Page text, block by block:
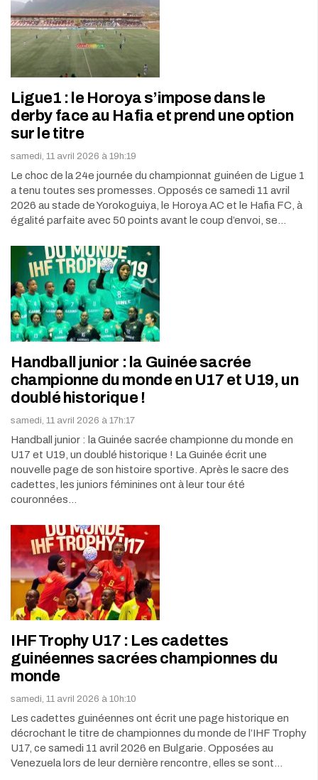
Ligue1 : le Horoya s’impose dans le
derby face au Hafia et prend une option
sur le titre
samedi, 11 avril 2026 à 19h:19
Le choc de la 24e journée du championnat guinéen de Ligue 1
a tenu toutes ses promesses. Opposés ce samedi 11 avril
2026 au stade de Yorokoguiya, le Horoya AC et le Hafia FC, à
égalité parfaite avec 50 points avant le coup d’envoi, se…
Handball junior : la Guinée sacrée
championne du monde en U17 et U19, un
doublé historique !
samedi, 11 avril 2026 à 17h:17
Handball junior : la Guinée sacrée championne du monde en
U17 et U19, un doublé historique ! La Guinée écrit une
nouvelle page de son histoire sportive. Après le sacre des
cadettes, les juniors féminines ont à leur tour été
couronnées…
IHF Trophy U17 : Les cadettes
guinéennes sacrées championnes du
monde
samedi, 11 avril 2026 à 10h:10
Les cadettes guinéennes ont écrit une page historique en
décrochant le titre de championnes du monde de l’IHF Trophy
U17, ce samedi 11 avril 2026 en Bulgarie. Opposées au
Venezuela lors de leur dernière rencontre, elles se sont…